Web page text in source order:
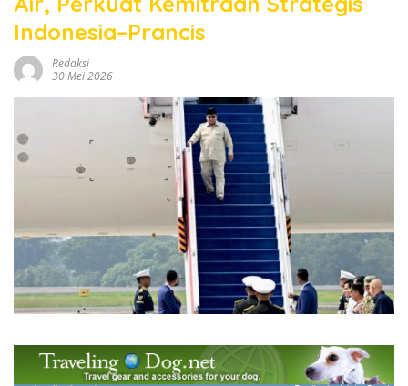
Indonesia–Prancis
Redaksi
30 Mei 2026